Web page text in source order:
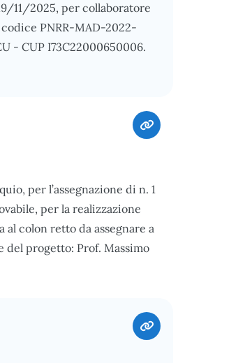
11/2025, per collaboratore
PNRR-MAD-2022-
- CUP I73C22000650006.
per l’assegnazione di n. 1
per la realizzazione
colon retto da assegnare a
del progetto: Prof. Massimo